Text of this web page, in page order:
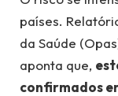
países.
da Saúde
aponta que,
confirmados